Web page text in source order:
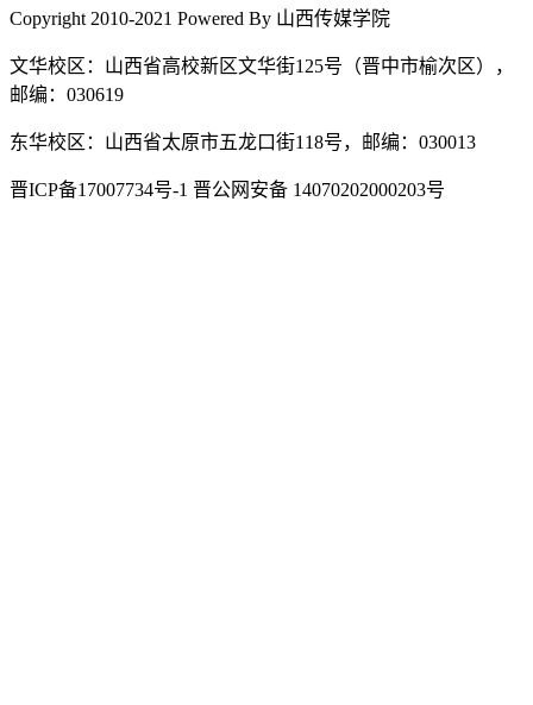
Copyright 2010-2021 Powered By 山西传媒学院
文华校区：山西省高校新区文华街125号（晋中市榆次区），
邮编：030619
东华校区：山西省太原市五龙口街118号，邮编：030013
晋ICP备17007734号-1 晋公网安备 14070202000203号